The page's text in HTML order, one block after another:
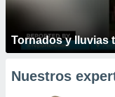
Tornados y lluvias
Nuestros